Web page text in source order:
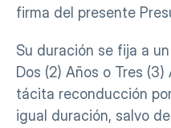
firma del presente
Su duración se fija a
Dos (2) Años o Tres
tácita reconducción
igual duración, salvo